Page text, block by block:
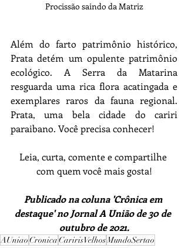
Procissão saindo da Matriz
Além do farto patrimônio histórico,
Prata detém um opulente patrimônio
ecológico. A Serra da Matarina
resguarda uma rica flora acatingada e
exemplares raros da fauna regional.
Prata, uma bela cidade do cariri
paraibano. Você precisa conhecer!
Leia, curta, comente e compartilhe
com quem você mais gosta!
Publicado na coluna 'Crônica em
destaque' no Jornal A União de 30 de
outubro de 2021.
AUniaoCronicaCaririsVelhosMundoSertao